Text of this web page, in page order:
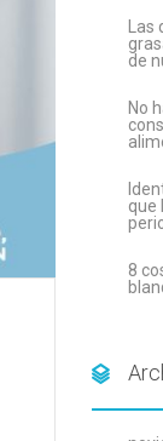
de
No
que
8